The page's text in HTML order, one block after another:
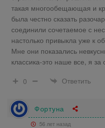
такая многообещающая и
была честно сказать
соединили сочетаемое с
настолько привыкла уже к
Мне они показались
классика-это наше все, я
0
Ответить
Фортуна
56 лет назад